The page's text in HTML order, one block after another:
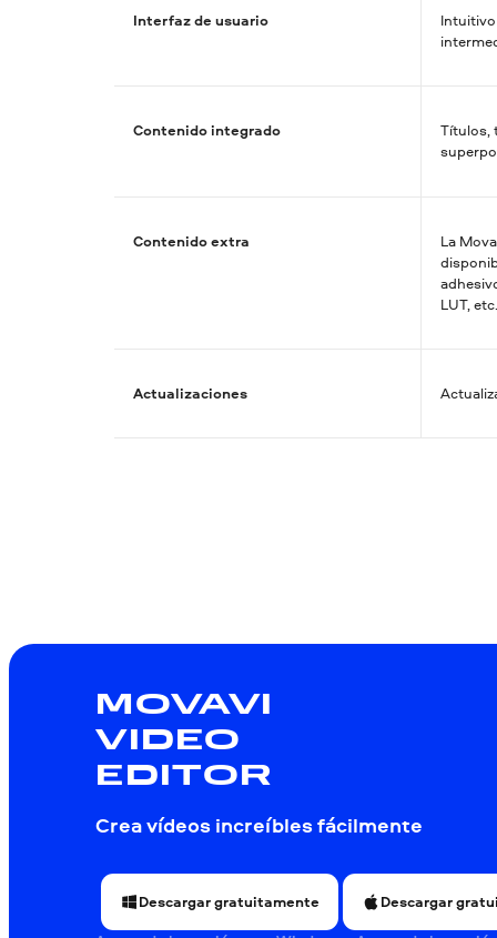
Interfaz de usuario
Contenido integrado
Títulos,
Contenido extra
La
LUT,
Actualizaciones
MOVAVI
VIDEO
EDITOR
Crea vídeos increíbles fácilmente
Descargar gratuitamente
Descargar